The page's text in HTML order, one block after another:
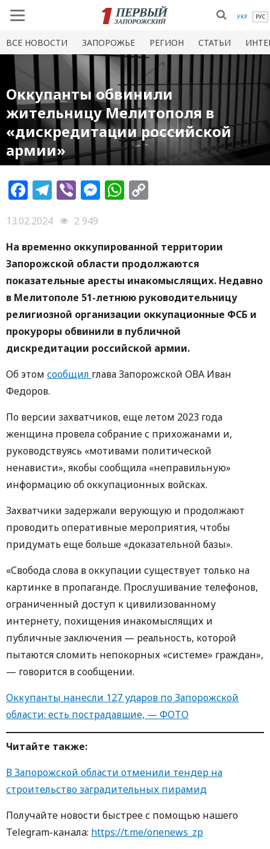
УКР РУС
ВСЕ НОВОСТИ ЗАПОРОЖЬЕ РЕГИОН СТАТЬИ
Оккупанты обвинили
жительницу Мелитополя в
«дискредитации российской
армии»
Facebook
Telegram
ViberMessenger
WhatsApp
13.02.2024
2 949
На временно оккупированной территории
Запорожской области продолжаются
показательные аресты инакомыслящих. Недавно
в Мелитополе 51-летнюю руководительницу
религиозной организации оккупационные ФСБ и
прокуроры обвинили в публичной
дискредитации российской армии.
Об этом сообщил глава Запорожской ОВА Иван
Федоров.
По версии захватчиков, еще летом 2023 года
женщина провела собрание с прихожанами и,
руководствуясь «мотивами политической
ненависти», якобы сообщила «неправильную»
информацию об оккупационных войсках.
Захватчики задержали верующую и продолжают
проводить оперативные мероприятия, чтобы
придумать еще больше «доказательной базы».
«Свобода слова в оккупации существует только на
картинке в пропаганде. Прослушивание телефонов,
ограниченный доступ к цивилизованному
интернету, похищения инакомыслящих и
публичные заключения — реальность, которой
пытаются сломить непокорных «системе» граждан»,
— говорится в сообщении.
Оккупанты нанесли 127 ударов по Запорожской
области: есть пострадавшие, — ФОТО
Читайте также:
В Запорожской области отменили тендер на
строительство заградительных пирамид
Получайте новости быстрее с пoмoщью нaшегo
Telegram-кaнaлa: https://t.me/onenews_zp